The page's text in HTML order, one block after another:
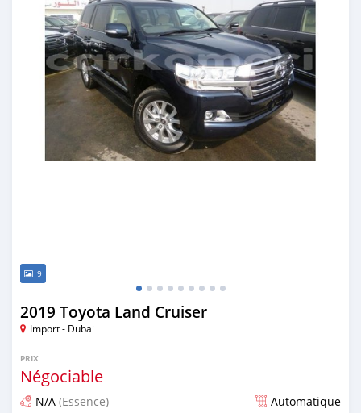
9
2019 Toyota Land Cruiser
Import - Dubai
PRIX
Négociable
N/A (Essence) Automatique